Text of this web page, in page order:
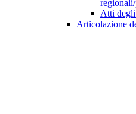
Atti
Articolazione